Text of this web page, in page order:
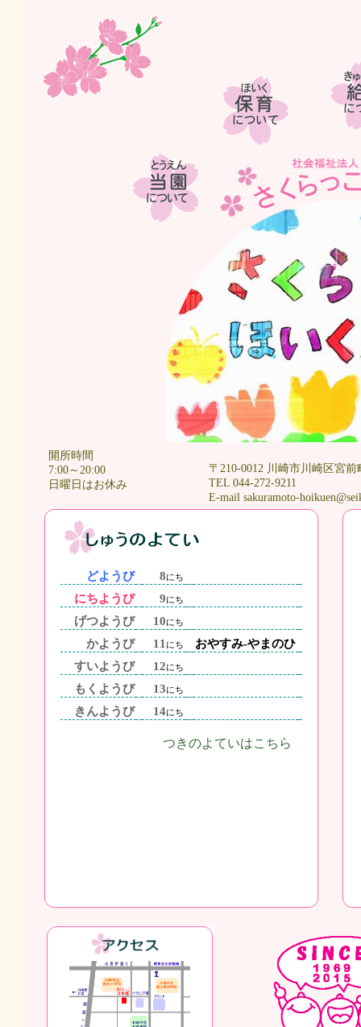
開所時間
7:00～20:00
日曜日はお休み
〒210-0012 川崎市川崎区宮
TEL 044-272-9211
E-mail sakuramoto-
どようび 8にち
にちようび 9にち
げつようび 10にち
かようび 11 にち
おやすみ-やまのひ
すいようび
12にち
もくようび 13にち
きんようび 14にち
つきのよていはこちら